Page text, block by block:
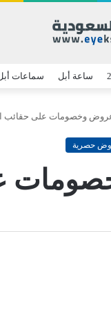
ساعة أبل سماعات
وخصومات على حقائب السفر 3
حصرية
على